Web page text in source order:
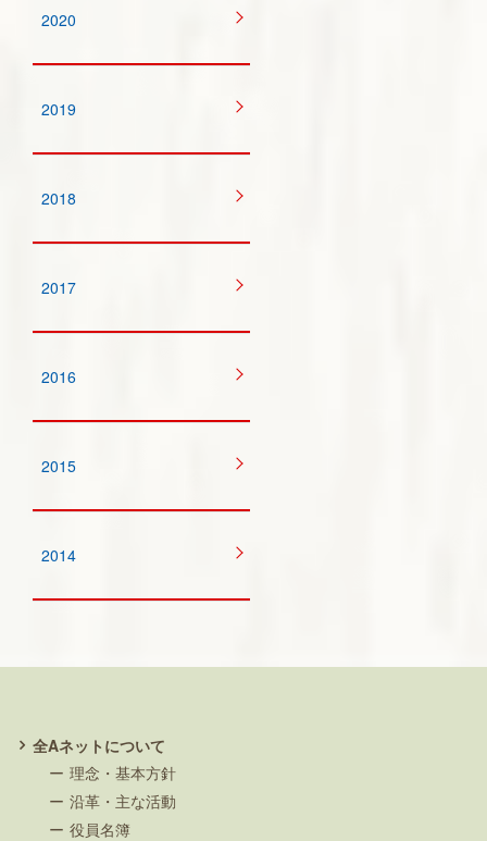
2020
2019
2018
2017
2016
2015
2014
全Aネットについて
理念・基本方針
沿革・主な活動
役員名簿